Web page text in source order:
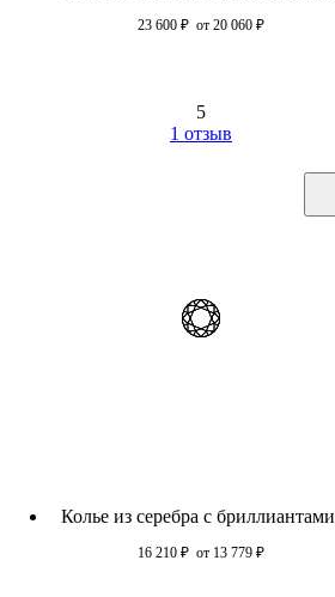
23 600 ₽ от 20 060 ₽
5
1 отзыв
Колье из серебра c бриллиантами
16 210 ₽ от 13 779 ₽